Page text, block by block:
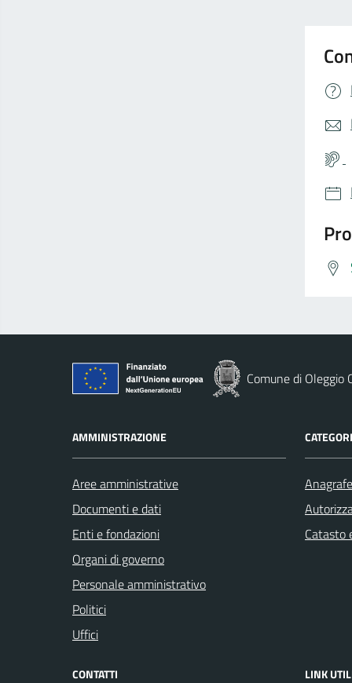
Comune di Oleggio
AMMINISTRAZIONE
Aree amministrative
Documenti e dati
Enti e fondazioni
Organi di governo
Personale amministrativo
Politici
Uffici
Catasto
CONTATTI LINK